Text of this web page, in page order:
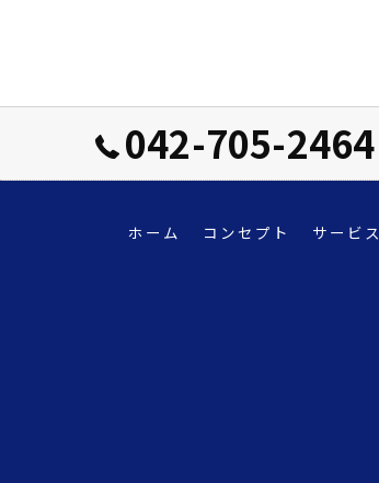
042-705-2464
ホーム コンセプト サービス